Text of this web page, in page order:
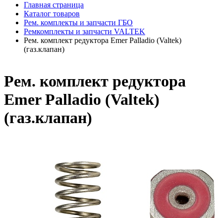
Главная страница
Каталог товаров
Рем. комплекты и запчасти ГБО
Ремкомплекты и запчасти VALTEK
Рем. комплект редуктора Emer Palladio (Valtek)
(газ.клапан)
Рем. комплект редуктора
Emer Palladio (Valtek)
(газ.клапан)